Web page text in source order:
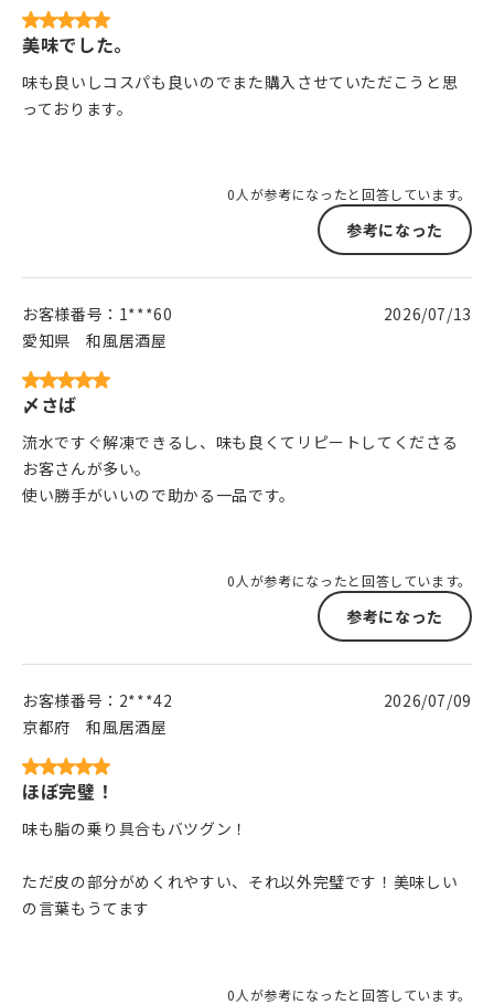
美味でした。
味も良いしコスパも良いのでまた購入させていただこうと思
っております。
0人が参考になったと回答しています。
参考になった
お客様番号： 1***60
愛知県
和風居酒屋
2026/07/13
〆さば
流水ですぐ解凍できるし、味も良くてリピートしてくださる
お客さんが多い。
使い勝手がいいので助かる一品です。
0人が参考になったと回答しています。
参考になった
お客様番号： 2***42
京都府
和風居酒屋
2026/07/09
ほぼ完璧！
味も脂の乗り具合もバツグン！
ただ皮の部分がめくれやすい、それ以外完璧です！美味しい
の言葉もうてます
0人が参考になったと回答しています。